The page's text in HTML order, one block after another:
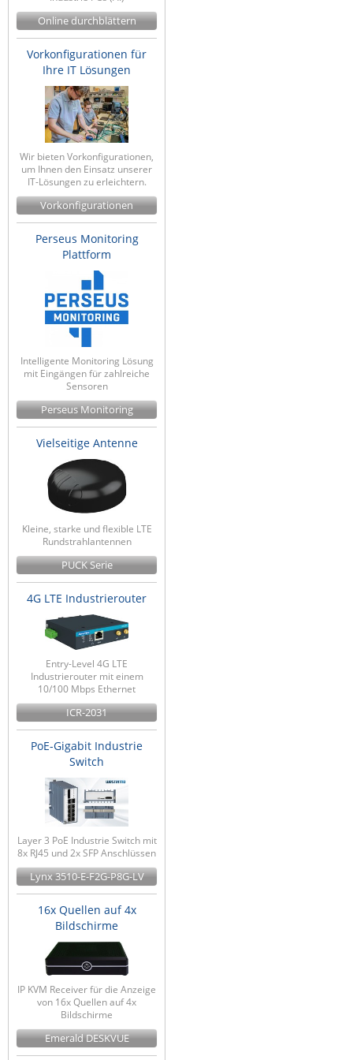
IEC Lock
Ihse
Kerlink
Kramer Electronics
KVM TEC
Legrand
LigoWave
Milesight
Moxa
Netio
Panorama Antennas
PatchSee
Power Kingdom
Raritan
Riello UPS
Server Technology
Siretta
SIRIO Antenne
Sunbird
Tactical Software
TEKTELIC
Teltonika
Unwired Networks
Vision
WATTECO
Westermo
Yuasa
ZPE Systems
News zu unseren Herstellern
Online durchblättern
Vorkonfigurationen für
Ihre IT Lösungen
Wir bieten Vorkonfigurationen,
um Ihnen den Einsatz unserer
IT-Lösungen zu erleichtern.
Vorkonfigurationen
Perseus Monitoring
Plattform
Intelligente Monitoring Lösung
mit Eingängen für zahlreiche
Sensoren
Perseus Monitoring
Vielseitige Antenne
Kleine, starke und flexible LTE
Rundstrahlantennen
PUCK Serie
4G LTE Industrierouter
Entry-Level 4G LTE
Industrierouter mit einem
10/100 Mbps Ethernet
ICR-2031
PoE-Gigabit Industrie
Switch
Layer 3 PoE Industrie Switch mit
8x RJ45 und 2x SFP Anschlüssen
Lynx 3510-E-F2G-P8G-LV
16x Quellen auf 4x
Bildschirme
IP KVM Receiver für die Anzeige
von 16x Quellen auf 4x
Bildschirme
Emerald DESKVUE